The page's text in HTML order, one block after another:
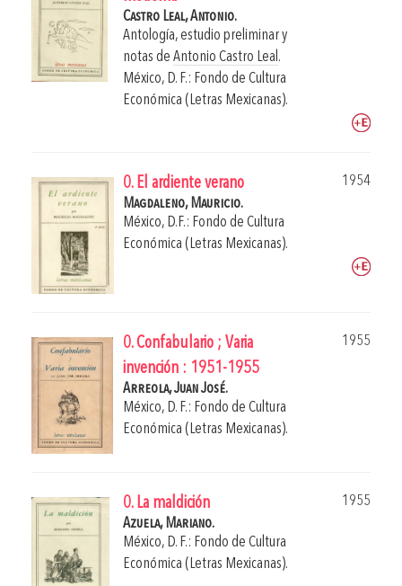
Castro Leal, Antonio.
Antología, estudio preliminar y
notas de Antonio Castro Leal.
México, D. F.: Fondo de Cultura
Económica (Letras Mexicanas).
0. El ardiente verano
1954
Magdaleno, Mauricio.
México, D.F.: Fondo de Cultura
Económica (Letras Mexicanas).
0. Confabulario ; Varia
invención : 1951-1955
1955
Arreola, Juan José.
México, D. F.: Fondo de Cultura
Económica (Letras Mexicanas).
0. La maldición
1955
Azuela, Mariano.
México, D. F.: Fondo de Cultura
Económica (Letras Mexicanas).